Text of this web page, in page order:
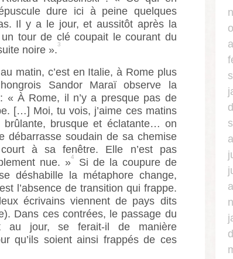
dure ici à peine quelques
Il y a le jour, et aussitôt après la
tour de clé coupait le courant du
noire ».3
matin, c’est en Italie, à Rome plus
Sandor Maraï observe la
« À Rome, il n’y a presque pas de
[…] Moi, tu vois, j’aime ces matins
brûlante, brusque et éclatante… on
débarrasse soudain de sa chemise
à sa fenêtre. Elle n’est pas
nue. »4
Si de la coupure de
déshabille la métaphore change,
l’absence de transition qui frappe.
écrivains viennent de pays dits
Dans ces contrées, le passage du
jour, se ferait-il de manière
qu’ils soient ainsi frappés de ces